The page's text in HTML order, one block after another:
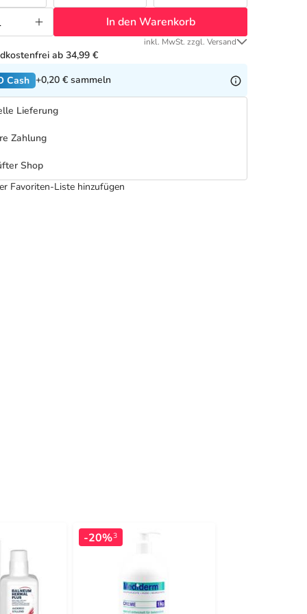
In den Warenkorb
inkl. MwSt. zzgl. Versand
ab 34,99 €
Cash +0,20 € sammeln
Lieferung
Zahlung
Shop
Favoriten-Liste hinzufügen
-20%3